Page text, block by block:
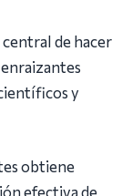
de hacer
y
obtiene
efectiva de